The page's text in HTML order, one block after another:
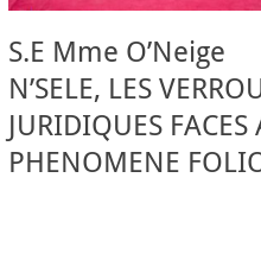
S.E Mme O’Neige
N’SELE, LES
JURIDIQUES FACES
PHENOMENE